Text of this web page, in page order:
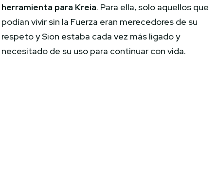
herramienta para Kreia. Para ella, solo aquellos que
podían vivir sin la Fuerza eran merecedores de su
respeto y Sion estaba cada vez más ligado y
necesitado de su uso para continuar con vida.